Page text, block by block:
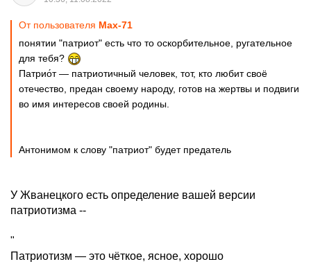
От пользователя Max-71
понятии "патриот" есть что то оскорбительное, ругательное
для тебя?
Патрио́т — патриотичный человек, тот, кто любит своё
отечество, предан своему народу, готов на жертвы и подвиги
во имя интересов своей родины.
Антонимом к слову "патриот" будет предатель
У Жванецкого есть определение вашей версии
патриотизма --
"
Патриотизм — это чёткое, ясное, хорошо